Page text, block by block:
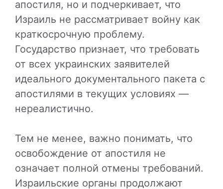
апостиля, но и подчеркивает, что
Израиль не рассматривает войну как
краткосрочную проблему.
Государство признает, что требовать
от всех украинских заявителей
идеального документального пакета с
апостилями в текущих условиях —
нереалистично.
Тем не менее, важно понимать, что
освобождение от апостиля не
означает полной отмены требований.
Израильские органы продолжают